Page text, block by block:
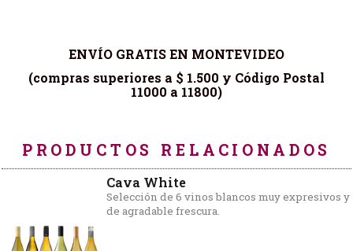
ENVÍO GRATIS EN MONTEVIDEO
(compras superiores a $ 1.500 y Código Postal
11000 a 11800)
PRODUCTOS RELACIONADOS
Cava White
Selección de 6 vinos blancos muy expresivos y
de agradable frescura.